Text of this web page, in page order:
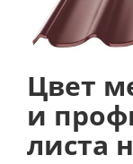
Цвет
и
листа